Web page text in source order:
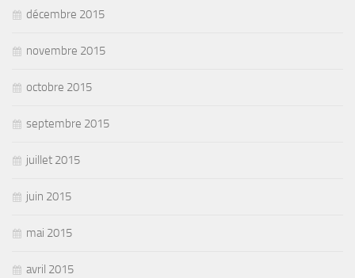
décembre 2015
novembre 2015
octobre 2015
septembre 2015
juillet 2015
juin 2015
mai 2015
avril 2015